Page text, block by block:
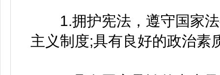
1.拥护宪法，遵守国家法
主义制度;具有良好的政治素